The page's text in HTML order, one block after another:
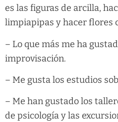
es las figuras de arcilla,
limpiapipas y hacer flores
– Lo que más me ha
improvisación.
– Me gusta los estudios
– Me han gustado los
de psicología y las